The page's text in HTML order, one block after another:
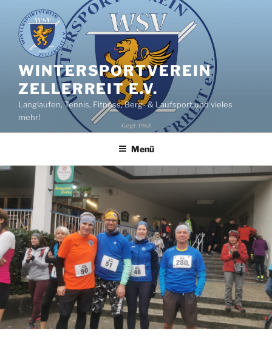
Inhalt
springen
WINTERSPORTVEREIN
ZELLERREIT E.V.
Langlaufen, Tennis, Fitness, Berg- & Laufsport und vieles
mehr!
Menü